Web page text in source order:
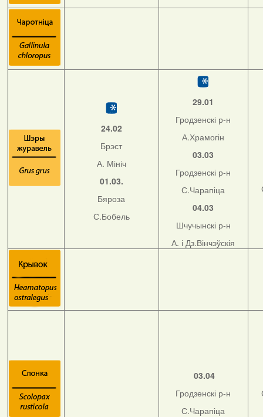
24.02
Брэст
А. Мініч
01.03.
Бяроза
С.Бобель
29.01
Гродзенскі р-н
А.Храмогін
03.03
Гродзенскі р-н
С.Чарапіца
04.03
Шчучынскі р-н
А. і Дз.Вінчэўскія
03.04
Гродзенскі р-н
С.Чарапіца